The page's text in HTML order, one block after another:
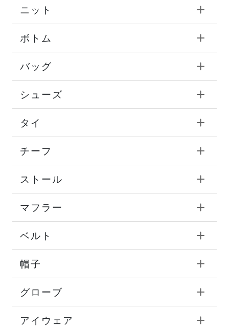
ニット
ボトム
バッグ
シューズ
タイ
チーフ
ストール
マフラー
ベルト
帽子
グローブ
アイウェア